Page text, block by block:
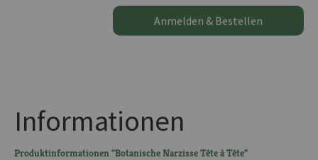
Anmelden & Bestellen
Informationen
Produktinformationen "Botanische Narzisse Tête à Tête"